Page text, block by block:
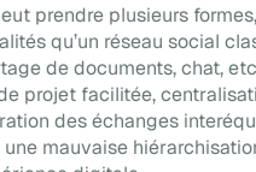
prendre plusieurs
qu’un réseau social
de documents, chat,
projet facilitée,
des échanges
mauvaise